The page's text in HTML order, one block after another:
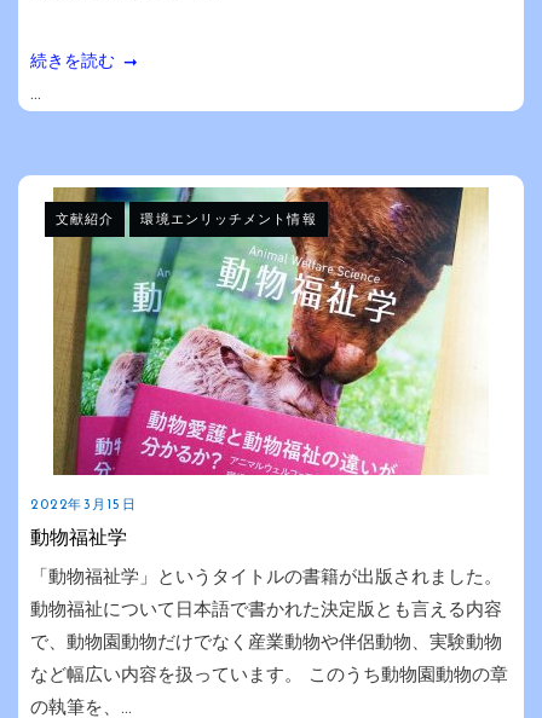
続きを読む
...
文献紹介 環境エンリッチメント情報
2022年3月15日
動物福祉学
「動物福祉学」というタイトルの書籍が出版されました。
動物福祉について日本語で書かれた決定版とも言える内容
で、動物園動物だけでなく産業動物や伴侶動物、実験動物
など幅広い内容を扱っています。 このうち動物園動物の章
の執筆を、...